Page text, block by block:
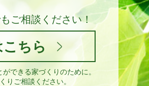
ご相談ください！
ちら
できる家づくりのために。
りご相談ください。